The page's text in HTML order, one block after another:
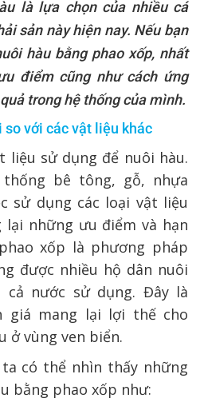
là lựa chọn của nhiều cá
sản này hiện nay. Nếu bạn
hàu bằng phao xốp, nhất
điểm cũng như cách ứng
trong hệ thống của mình.
với các vật liệu khác
liệu sử dụng để nuôi hàu.
bê tông, gỗ, nhựa
sử dụng các loại vật liệu
lại những ưu điểm và hạn
xốp là phương pháp
được nhiều hộ dân nuôi
nước sử dụng. Đây là
giá mang lại lợi thế cho
ở vùng ven biển.
có thể nhìn thấy những
bằng phao xốp như: